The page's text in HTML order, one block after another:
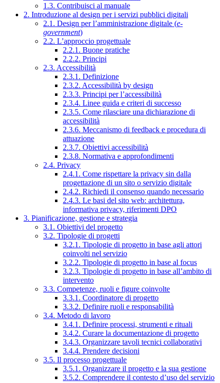
1.3. Contribuisci al manuale
2. Introduzione al design per i servizi pubblici digitali
2.1. Design per l’amministrazione digitale (e-
government)
2.2. L’approccio progettuale
2.2.1. Buone pratiche
2.2.2. Principi
2.3. Accessibilità
2.3.1. Definizione
2.3.2. Accessibilità by design
2.3.3. Principi per l’accessibilità
2.3.4. Linee guida e criteri di successo
2.3.5. Come rilasciare una dichiarazione di
accessibilità
2.3.6. Meccanismo di feedback e procedura di
attuazione
2.3.7. Obiettivi accessibilità
2.3.8. Normativa e approfondimenti
2.4. Privacy
2.4.1. Come rispettare la privacy sin dalla
progettazione di un sito o servizio digitale
2.4.2. Richiedi il consenso quando necessario
2.4.3. Le basi del sito web: architettura,
informativa privacy, riferimenti DPO
3. Pianificazione, gestione e strategia
3.1. Obiettivi del progetto
3.2. Tipologie di progetti
3.2.1. Tipologie di progetto in base agli attori
coinvolti nel servizio
3.2.2. Tipologie di progetto in base al focus
3.2.3. Tipologie di progetto in base all’ambito di
intervento
3.3. Competenze, ruoli e figure coinvolte
3.3.1. Coordinatore di progetto
3.3.2. Definire ruoli e responsabilità
3.4. Metodo di lavoro
3.4.1. Definire processi, strumenti e rituali
3.4.2. Curare la documentazione di progetto
3.4.3. Organizzare tavoli tecnici collaborativi
3.4.4. Prendere decisioni
3.5. Il processo progettuale
3.5.1. Organizzare il progetto e la sua gestione
3.5.2. Comprendere il contesto d’uso del servizio